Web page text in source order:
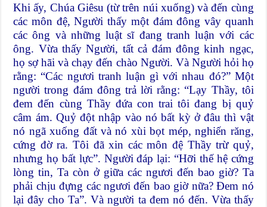
Khi ấy, Chúa Giêsu (từ trên núi xuống) và đến cùng
các môn đệ, Người thấy một đám đông vây quanh
các ông và những luật sĩ đang tranh luận với các
ông. Vừa thấy Người, tất cả đám đông kinh ngạc,
họ sợ hãi và chạy đến chào Người. Và Người hỏi họ
rằng: “Các ngươi tranh luận gì với nhau đó?” Một
người trong đám đông trả lời rằng: “Lạy Thầy, tôi
đem đến cùng Thầy đứa con trai tôi đang bị quỷ
câm ám. Quỷ đột nhập vào nó bất kỳ ở đâu thì vật
nó ngã xuống đất và nó xùi bọt mép, nghiến răng,
cứng đờ ra. Tôi đã xin các môn đệ Thầy trừ quỷ,
nhưng họ bất lực”. Người đáp lại: “Hỡi thế hệ cứng
lòng tin, Ta còn ở giữa các ngươi đến bao giờ? Ta
phải chịu đựng các ngươi đến bao giờ nữa? Ðem nó
lại đây cho Ta”. Và người ta đem nó đến. Vừa thấy